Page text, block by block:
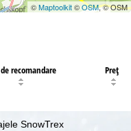
©Maptoolkit©OSM, © OSM
recomandare Preţ
SnowTrex